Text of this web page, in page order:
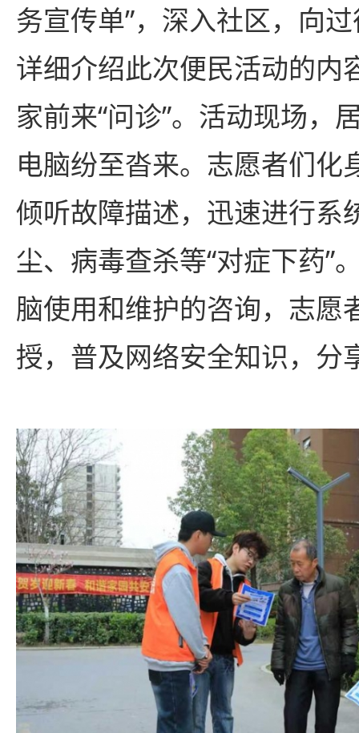
务宣传单”，深入社区，向
详细介绍此次便民活动的内
家前来“问诊”。活动现场，
电脑纷至沓来。志愿者们化
倾听故障描述，迅速进行系
尘、病毒查杀等“对症下药”
脑使用和维护的咨询，志愿
授，普及网络安全知识，分